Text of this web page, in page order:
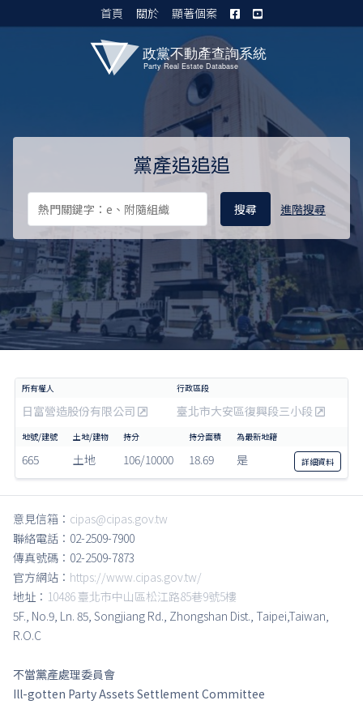
首頁 關於 顯著個案
黨產追追追
進階搜尋
日富營造股份有限公司 臺北市大安區復興段三小段
665 土地 106/10000 18.69 是 詳細資料
意見信箱： cipas@cipas.gov.tw
聯絡電話：02-2509-7900
傳真號碼：02-2509-7873
官方網站： https://www.cipas.gov.tw/
地址： 10486 臺北市中山區松江路85巷9號5樓
5F., No.9, Ln. 85, Songjiang Rd., Zhongshan Dist., Taipei,Taiwan,
R.O.C
不當黨產處理委員會
Ill-gotten Party Assets Settlement Committee